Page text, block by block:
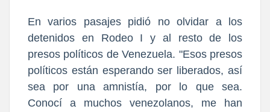
En varios pasajes pidió no olvidar a los
detenidos en Rodeo I y al resto de los
presos políticos de Venezuela. "Esos presos
políticos están esperando ser liberados, así
sea por una amnistía, por lo que sea.
Conocí a muchos venezolanos, me han